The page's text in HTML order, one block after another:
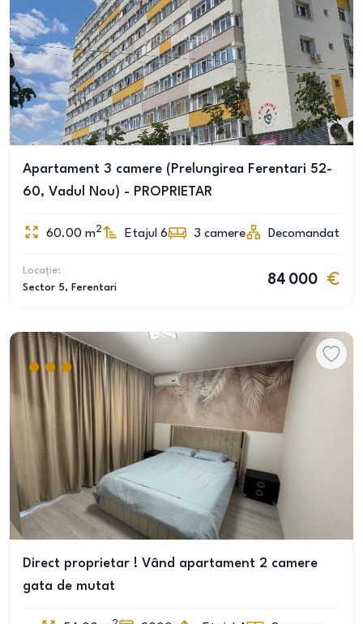
Apartament 3 camere (Prelungirea Ferentari 52-
60, Vadul Nou) - PROPRIETAR
60.00 m2 Etajul 6 3 camere Decomandat
Locație:
Sector 5, Ferentari
84 000
Direct proprietar ! Vând apartament 2 camere
gata de mutat